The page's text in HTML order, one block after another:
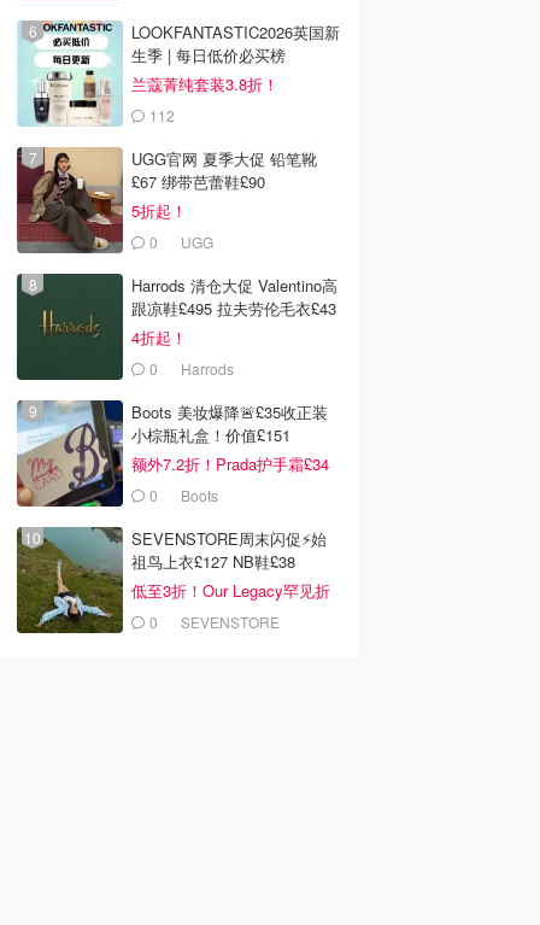
LOOKFANTASTIC2026英国新
生季 | 每日低价必买榜
兰蔻菁纯套装3.8折！
112
UGG官网 夏季大促 铅笔靴
£67 绑带芭蕾鞋£90
5折起！
0 UGG
Harrods 清仓大促 Valentino高
跟凉鞋£495 拉夫劳伦毛衣£43
4折起！
0 Harrods
Boots 美妆爆降🚨£35收正装
小棕瓶礼盒！价值£151
额外7.2折！Prada护手霜£34
0 Boots
SEVENSTORE周末闪促⚡️始
祖鸟上衣£127 NB鞋£38
低至3折！Our Legacy罕见折
0 SEVENSTORE